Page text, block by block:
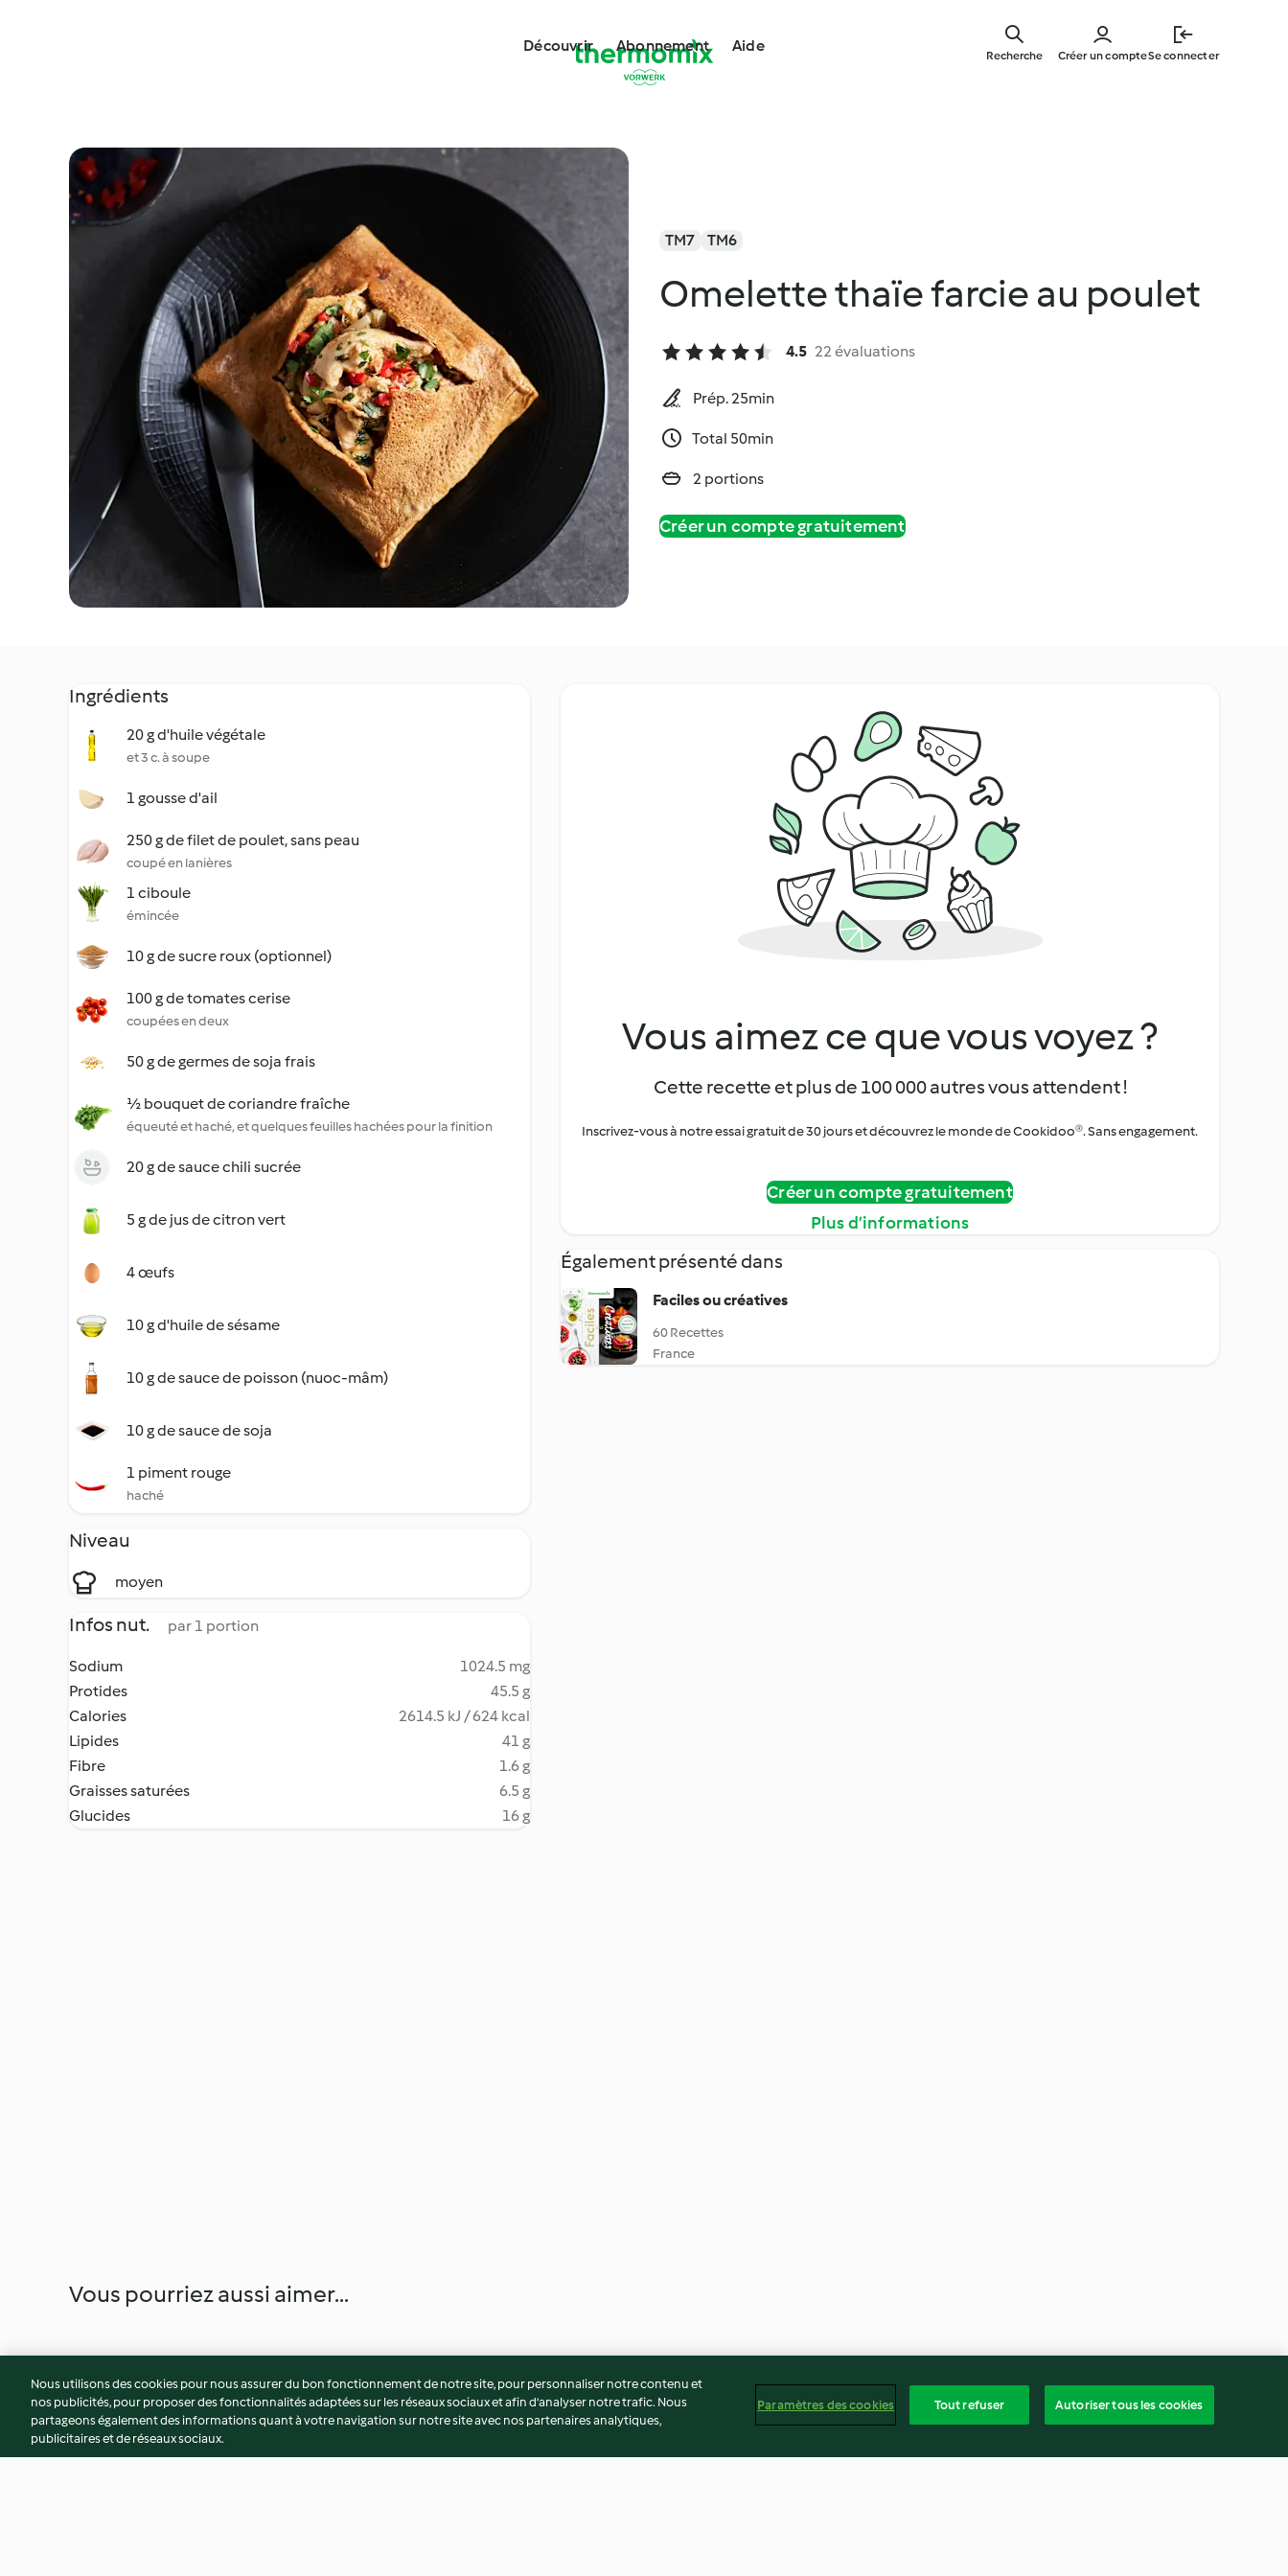
main
Découvrir Abonnement Aide
Créer un compteSe connecter
Recherche
TM7 TM6
Omelette thaïe farcie au poulet
4.5 22 évaluations
Prép. 25min
Total 50min
2 portions
Créer un compte gratuitement
Ingrédients
20 g d'huile végétale
et 3 c. à soupe
1 gousse d'ail
250 g de filet de poulet, sans peau
coupé en lanières
1 ciboule
émincée
10 g de sucre roux (optionnel)
100 g de tomates cerise
coupées en deux
50 g de germes de soja frais
½ bouquet de coriandre fraîche
équeuté et haché, et quelques feuilles hachées pour la finition
20 g de sauce chili sucrée
5 g de jus de citron vert
4 œufs
10 g d'huile de sésame
10 g de sauce de poisson (nuoc-mâm)
10 g de sauce de soja
1 piment rouge
haché
Niveau
moyen
Infos nut. par 1 portion
Sodium
1024.5 mg
Protides
45.5 g
Calories
2614.5 kJ / 624 kcal
Lipides
41 g
Fibre
1.6 g
Graisses saturées
6.5 g
Glucides
16 g
Vous aimez ce que vous voyez ?
Cette recette et plus de 100 000 autres vous attendent !
Inscrivez-vous à notre essai gratuit de 30 jours et découvrez le monde de Cookidoo®. Sans engagement.
Créer un compte gratuitement
Plus d’informations
Également présenté dans
Faciles ou créatives
60 Recettes
France
Vous pourriez aussi aimer...
Nous utilisons des cookies pour nous assurer du bon fonctionnement de notre site, pour personnaliser notre contenu et
nos publicités, pour proposer des fonctionnalités adaptées sur les réseaux sociaux et afin d’analyser notre trafic. Nous
partageons également des informations quant à votre navigation sur notre site avec nos partenaires analytiques,
publicitaires et de réseaux sociaux.
Paramètres des cookies Tout refuser Autoriser tous les cookies